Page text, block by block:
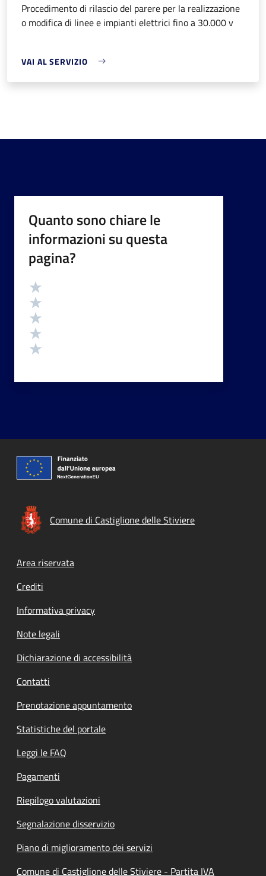
Procedimento di rilascio del parere per la realizzazione
o modifica di linee e impianti elettrici fino a 30.000 v
VAI AL SERVIZIO
Quanto sono chiare le
informazioni su questa
pagina?
Valutazione
Comune di Castiglione delle Stiviere
Footer menu
Area riservata
Crediti
Informativa privacy
Note legali
Dichiarazione di accessibilità
Contatti
Prenotazione appuntamento
Statistiche del portale
Leggi le FAQ
Pagamenti
Riepilogo valutazioni
Segnalazione disservizio
Piano di miglioramento dei servizi
Comune di Castiglione delle Stiviere - Partita IVA